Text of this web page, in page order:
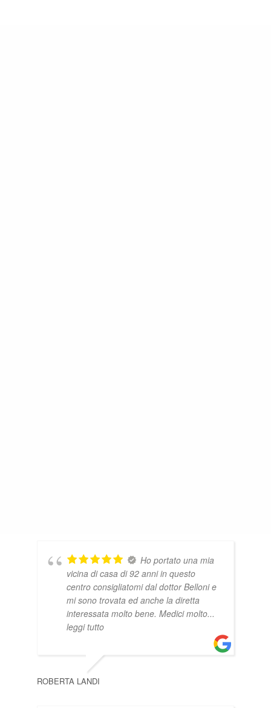
Ho portato una mia
vicina di casa di 92 anni in questo
centro consigliatomi dal dottor Belloni e
mi sono trovata ed anche la diretta
interessata molto bene. Medici molto...
leggi tutto
ROBERTA LANDI